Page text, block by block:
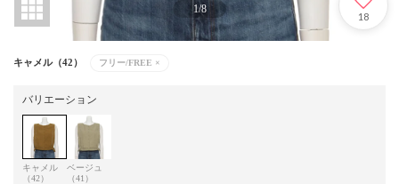
1/8
18
キャメル（42） フリー/FREE ×
バリエーション
キャメル
（42）
ベージュ
（41）